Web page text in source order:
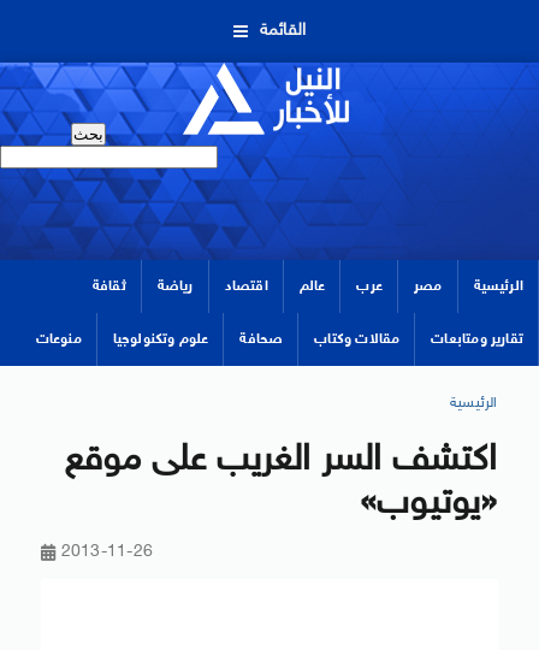
القائمة
الرئيسية مصر عرب عالم اقتصاد رياضة ثقافة
تقارير ومتابعات مقالات وكتاب صحافة علوم وتكنولوجيا منوعات
الرئيسية
اكتشف السر الغريب على موقع
«يوتيوب»
2013-11-26